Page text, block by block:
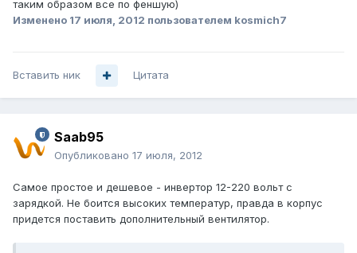
таким образом все по феншую)
Изменено 17 июля, 2012 пользователем kosmich7
Вставить ник Цитата
Saab95
Опубликовано 17 июля, 2012
Самое простое и дешевое - инвертор 12-220 вольт с
зарядкой. Не боится высоких температур, правда в корпус
придется поставить дополнительный вентилятор.